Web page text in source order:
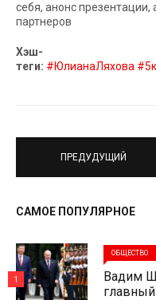
себя, анонс презентации,
партнеров
Хэш-
теги: #ЮлианаЛяхова
ПРЕДУДУЩИЙ
САМОЕ ПОПУЛЯРНОЕ
ОБЩЕСТВО
Вадим
1